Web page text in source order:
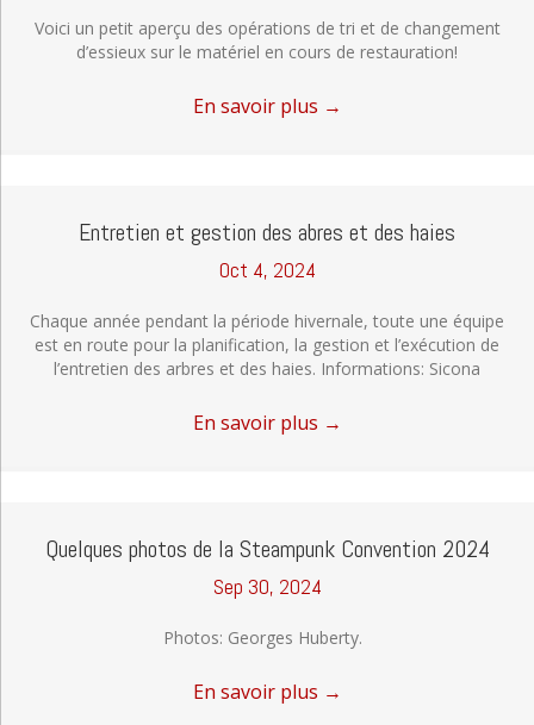
Voici un petit aperçu des opérations de tri et de changement
d’essieux sur le matériel en cours de restauration!
En savoir plus →
Entretien et gestion des abres et des haies
Oct 4, 2024
Chaque année pendant la période hivernale, toute une équipe
est en route pour la planification, la gestion et l’exécution de
l’entretien des arbres et des haies. Informations: Sicona
En savoir plus →
Quelques photos de la Steampunk Convention 2024
Sep 30, 2024
Photos: Georges Huberty.
En savoir plus →